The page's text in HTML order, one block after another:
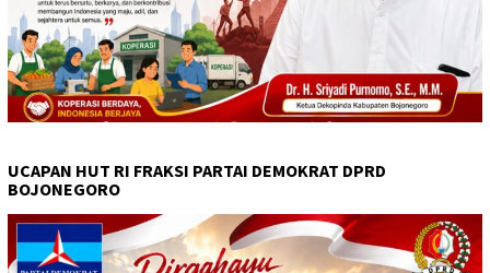
UCAPAN HUT RI FRAKSI PARTAI DEMOKRAT DPRD
BOJONEGORO